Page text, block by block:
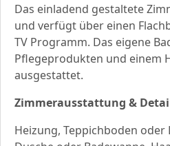
Das einladend gestaltete
und verfügt über einen
TV Programm. Das eigene
Pflegeprodukten und einem
ausgestattet.
Zimmerausstattung &
Heizung, Teppichboden oder